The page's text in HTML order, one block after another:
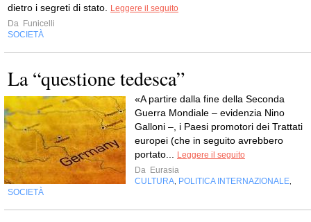
dietro i segreti di stato.
Leggere il seguito
Da Funicelli
SOCIETÀ
La “questione tedesca”
«A partire dalla fine della Seconda
Guerra Mondiale – evidenzia Nino
Galloni –, i Paesi promotori dei Trattati
europei (che in seguito avrebbero
portato...
Leggere il seguito
Da Eurasia
CULTURA POLITICA INTERNAZIONALE
SOCIETÀ